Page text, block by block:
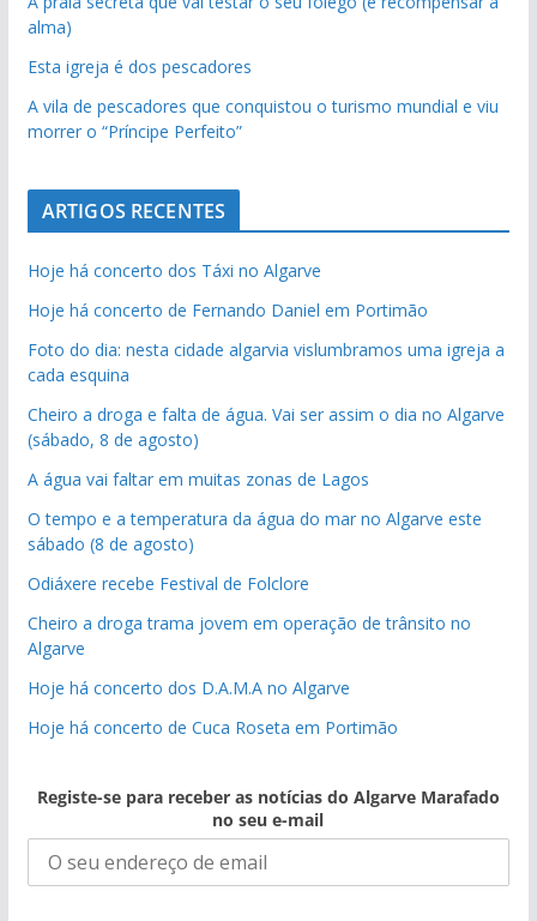
alma)
Esta igreja é dos pescadores
A vila de pescadores que conquistou o turismo mundial e viu
morrer o “Príncipe Perfeito”
ARTIGOS RECENTES
Hoje há concerto dos Táxi no Algarve
Hoje há concerto de Fernando Daniel em Portimão
Foto do dia: nesta cidade algarvia vislumbramos uma igreja a
cada esquina
Cheiro a droga e falta de água. Vai ser assim o dia no Algarve
(sábado, 8 de agosto)
A água vai faltar em muitas zonas de Lagos
O tempo e a temperatura da água do mar no Algarve este
sábado (8 de agosto)
Odiáxere recebe Festival de Folclore
Cheiro a droga trama jovem em operação de trânsito no
Algarve
Hoje há concerto dos D.A.M.A no Algarve
Hoje há concerto de Cuca Roseta em Portimão
Registe-se para receber as notícias do Algarve Marafado
no seu e-mail